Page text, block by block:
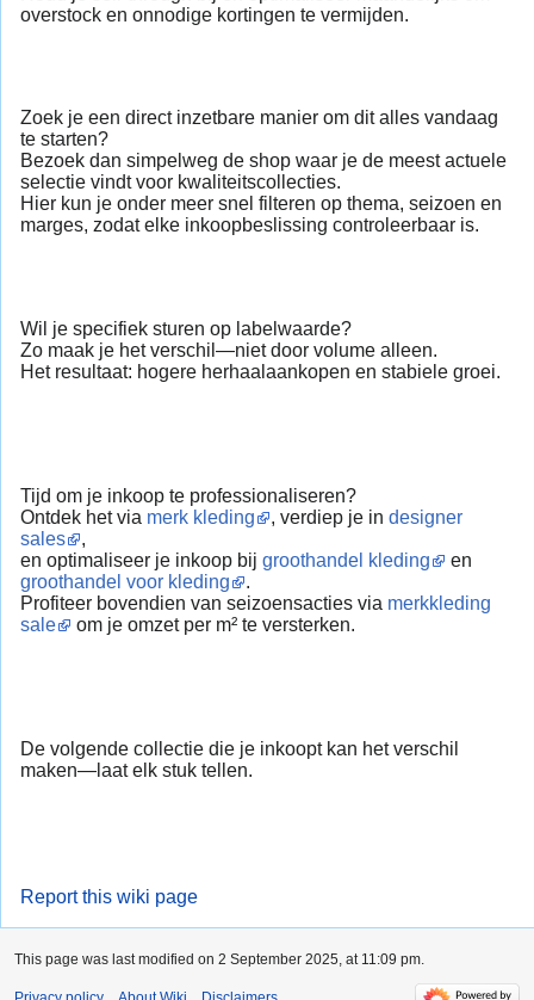
overstock en onnodige kortingen te vermijden.
Zoek je een direct inzetbare manier om dit alles vandaag
te starten?
Bezoek dan simpelweg de shop waar je de meest actuele
selectie vindt voor kwaliteitscollecties.
Hier kun je onder meer snel filteren op thema, seizoen en
marges, zodat elke inkoopbeslissing controleerbaar is.
Wil je specifiek sturen op labelwaarde?
Zo maak je het verschil—niet door volume alleen.
Het resultaat: hogere herhaalaankopen en stabiele groei.
Tijd om je inkoop te professionaliseren?
Ontdek het via merk kleding , verdiep je in designer
sales
,
en optimaliseer je inkoop bij groothandel kleding
en
groothandel voor kleding
.
Profiteer bovendien van seizoensacties via merkkleding
sale
om je omzet per m² te versterken.
De volgende collectie die je inkoopt kan het verschil
maken—laat elk stuk tellen.
Report this wiki page
This page was last modified on 2 September 2025, at 11:09 pm.